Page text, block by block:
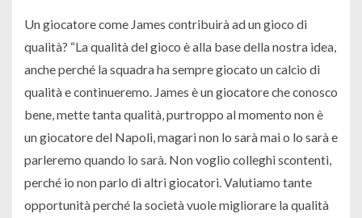
Un giocatore come James contribuirà ad un gioco di
qualità? “La qualità del gioco è alla base della nostra idea,
anche perché la squadra ha sempre giocato un calcio di
qualità e continueremo. James è un giocatore che conosco
bene, mette tanta qualità, purtroppo al momento non è
un giocatore del Napoli, magari non lo sarà mai o lo sarà e
parleremo quando lo sarà. Non voglio colleghi scontenti,
perché io non parlo di altri giocatori. Valutiamo tante
opportunità perché la società vuole migliorare la qualità